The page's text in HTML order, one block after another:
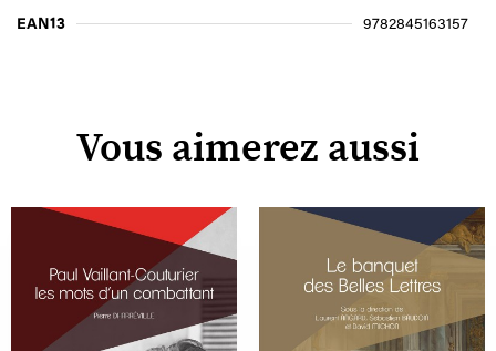
EAN13 9782845163157
Vous aimerez aussi